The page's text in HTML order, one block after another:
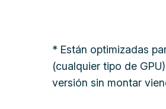
* Están optimizadas
(cualquier tipo de
versión sin montar